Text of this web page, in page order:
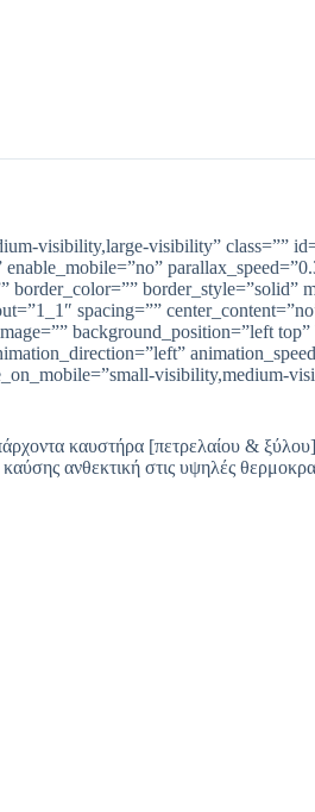
visibility,large-visibility” class=””
border_style=”solid”
spacing=””
background_position=”left top”
visibility,medium-
καυστήρα [πετρελαίου & ξύλου]
ανθεκτική στις υψηλές